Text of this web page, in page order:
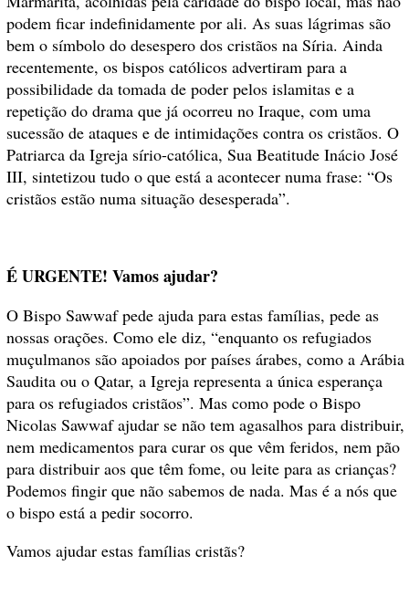
podem ficar indefinidamente por ali. As suas lágrimas são
bem o símbolo do desespero dos cristãos na Síria. Ainda
recentemente, os bispos católicos advertiram para a
possibilidade da tomada de poder pelos islamitas e a
repetição do drama que já ocorreu no Iraque, com uma
sucessão de ataques e de intimidações contra os cristãos. O
Patriarca da Igreja sírio-católica, Sua Beatitude Inácio José
III, sintetizou tudo o que está a acontecer numa frase: “Os
cristãos estão numa situação desesperada”.
É URGENTE! Vamos ajudar?
O Bispo Sawwaf pede ajuda para estas famílias, pede as
nossas orações. Como ele diz, “enquanto os refugiados
muçulmanos são apoiados por países árabes, como a Arábia
Saudita ou o Qatar, a Igreja representa a única esperança
para os refugiados cristãos”. Mas como pode o Bispo
Nicolas Sawwaf ajudar se não tem agasalhos para distribuir,
nem medicamentos para curar os que vêm feridos, nem pão
para distribuir aos que têm fome, ou leite para as crianças?
Podemos fingir que não sabemos de nada. Mas é a nós que
o bispo está a pedir socorro.
Vamos ajudar estas famílias cristãs?